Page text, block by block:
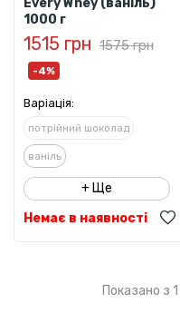
1000 г
1515 грн 1575 грн
-4%
Варіація:
потрійний шоколад
ваніль
білий шоколад з малиною
чорничний йогурт
+ Ще
Немає в наявності
Показано з